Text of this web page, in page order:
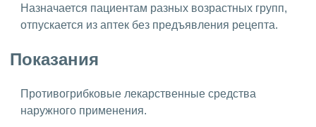
Назначается пациентам разных возрастных групп,
отпускается из аптек без предъявления рецепта.
Показания
Противогрибковые лекарственные средства
наружного применения.